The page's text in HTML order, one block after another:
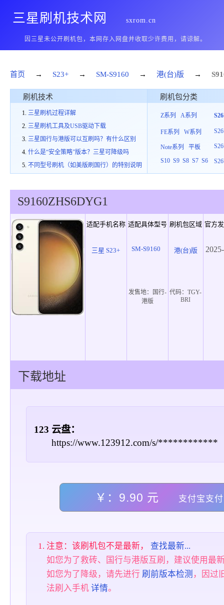
三星刷机技术网 sxrom.cn
因三星未公开刷机包，本网存入网盘并收取少许费用，请谅解。
首页 → S23+ → SM-S9160 → 港(台)版 →
刷机技术
三星刷机过程详解
三星刷机工具及USB驱动下载
三星国行与港版可以互刷吗？有什么区别
什么是“安全策略”版本？三星可降级吗
不同型号刷机（如美版刷国行）的特别说明
刷机包分类
Z系列 A系列
FE系列 W系列
Note系列
平板
S10 S9 S8 S7 S6
S26
S9160ZHS6DYG1
适配手机名称 适配具体型号 刷机包区域 官方
三星 S23+ SM-S9160 港(台)版
发售地：
国行-
港版
代码：TGY-
BRI
下载地址
123 云盘：
https://www.123912.com/s/************
￥：9.90 元 支付宝支付
注意：该刷机包不是最新， 查找最新...
如您为了救砖、国行与港版互刷，建议使用最
如您为了降级，请先进行 刷前版本检测 ，因过
法刷入手机详情。